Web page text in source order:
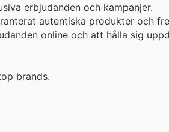
erbjudanden och kampanjer.
autentiska produkter och
online och att hålla sig
brands.